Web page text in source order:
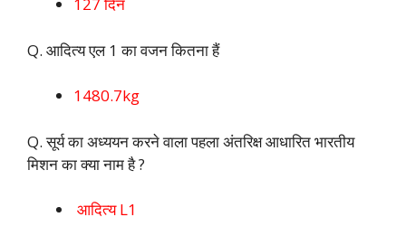
127 दिन
Q. आदित्य एल 1 का वजन कितना हैं
1480.7kg
Q. सूर्य का अध्ययन करने वाला पहला अंतरिक्ष आधारित भारतीय
मिशन का क्या नाम है ?
आदित्य L1